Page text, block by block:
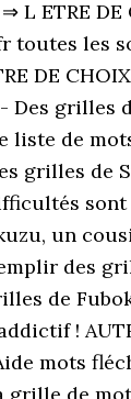
L ETRE DE
toutes les
DE
Des grilles
liste de
grilles de
sont
un
des
de
!
mots